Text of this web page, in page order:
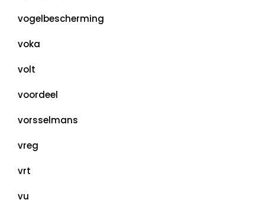
vogelbescherming
voka
volt
voordeel
vorsselmans
vreg
vrt
vu